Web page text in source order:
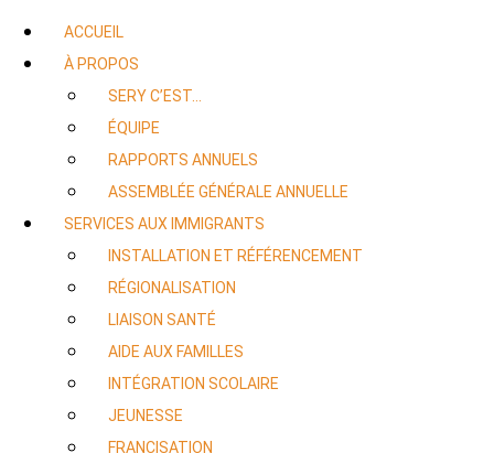
ACCUEIL
À PROPOS
SERY C’EST…
ÉQUIPE
RAPPORTS ANNUELS
ASSEMBLÉE GÉNÉRALE ANNUELLE
SERVICES AUX IMMIGRANTS
INSTALLATION ET RÉFÉRENCEMENT
RÉGIONALISATION
LIAISON SANTÉ
AIDE AUX FAMILLES
INTÉGRATION SCOLAIRE
JEUNESSE
FRANCISATION